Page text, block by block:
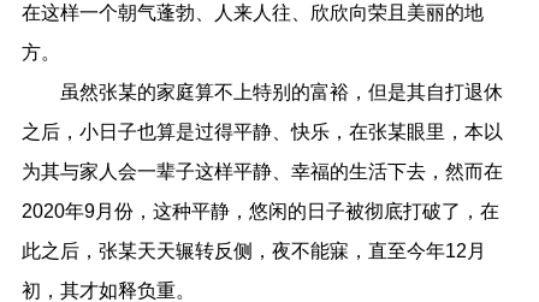
在这样一个朝气蓬勃、人来人往、欣欣向荣且美丽的地
方。
虽然张某的家庭算不上特别的富裕，但是其自打退休
之后，小日子也算是过得平静、快乐，在张某眼里，本以
为其与家人会一辈子这样平静、幸福的生活下去，然而在
2020年9月份，这种平静，悠闲的日子被彻底打破了，在
此之后，张某天天辗转反侧，夜不能寐，直至今年12月
初，其才如释负重。